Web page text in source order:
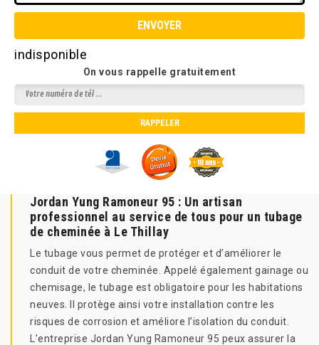
indisponible
On vous rappelle gratuitement
Jordan Yung Ramoneur 95 : Un artisan
professionnel au service de tous pour un tubage
de cheminée à Le Thillay
Le tubage vous permet de protéger et d’améliorer le
conduit de votre cheminée. Appelé également gainage ou
chemisage, le tubage est obligatoire pour les habitations
neuves. Il protège ainsi votre installation contre les
risques de corrosion et améliore l’isolation du conduit.
L’entreprise Jordan Yung Ramoneur 95 peux assurer la